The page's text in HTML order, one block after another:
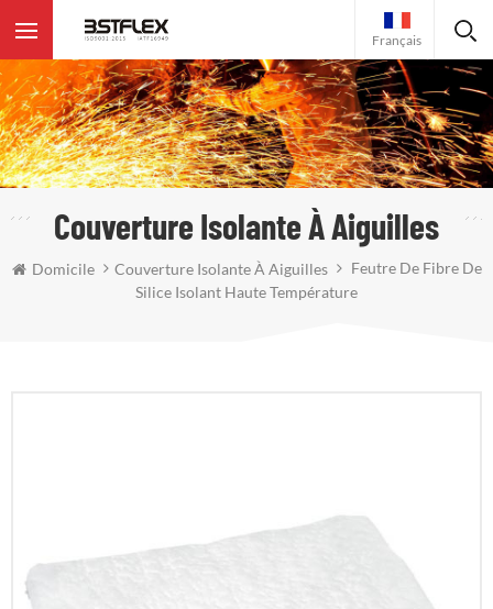
Français
Couverture Isolante À Aiguilles
Domicile Couverture Isolante À Aiguilles
Feutre De Fibre De
Silice Isolant Haute Température